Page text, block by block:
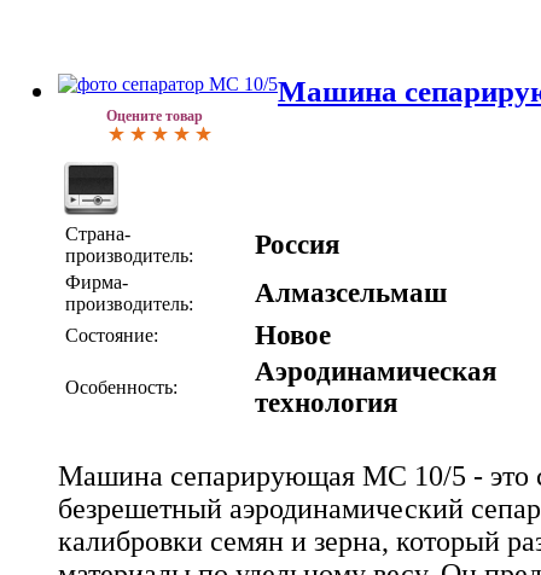
Оцените товар
Машина
Страна-
производитель:
Россия
Фирма-
производитель:
Алмазсельмаш
Состояние: Новое
Особенность:
Аэродинамическая
технология
Машина сепарирующая МС 10/5 - это
безрешетный аэродинамический
калибровки семян и зерна, который